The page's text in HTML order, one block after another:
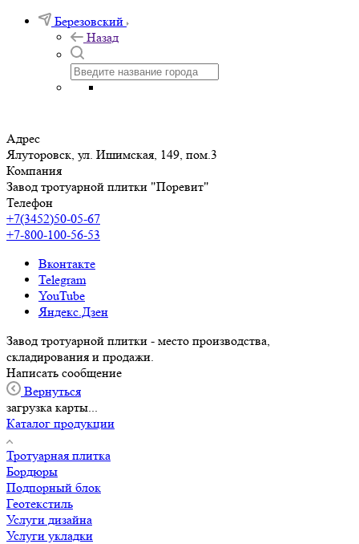
Березовский
Назад
Адрес
Ялуторовск, ул. Ишимская, 149, пом.3
Компания
Завод тротуарной плитки "Поревит"
Телефон
+7(3452)50-05-67
+7-800-100-56-53
Вконтакте
Telegram
YouTube
Яндекс.Дзен
Завод тротуарной плитки - место производства,
складирования и продажи.
Написать сообщение
Вернуться
загрузка карты...
Каталог продукции
Тротуарная плитка
Бордюры
Подпорный блок
Геотекстиль
Услуги дизайна
Услуги укладки